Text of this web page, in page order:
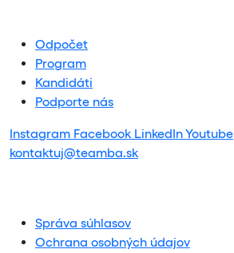
Odpočet
Program
Kandidáti
Podporte nás
Instagram Facebook LinkedInYoutube
kontaktuj@teamba.sk
Správa súhlasov
Ochrana osobných údajov